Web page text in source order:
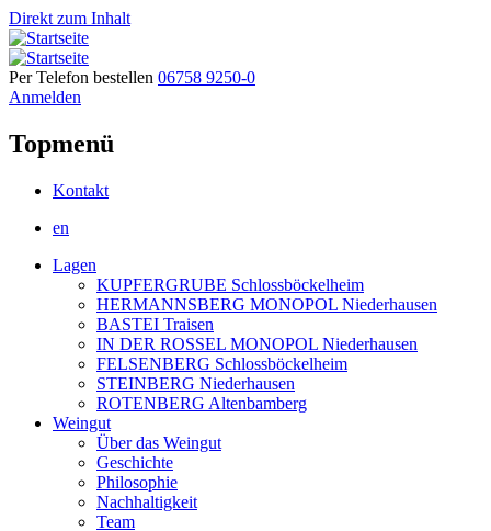
Direkt zum Inhalt
Per Telefon bestellen 06758 9250-0
Anmelden
Topmenü
Kontakt
en
Lagen
KUPFERGRUBE Schlossböckelheim
HERMANNSBERG MONOPOL Niederhausen
BASTEI Traisen
IN DER ROSSEL MONOPOL Niederhausen
FELSENBERG Schlossböckelheim
STEINBERG Niederhausen
ROTENBERG Altenbamberg
Weingut
Über das Weingut
Geschichte
Philosophie
Nachhaltigkeit
Team